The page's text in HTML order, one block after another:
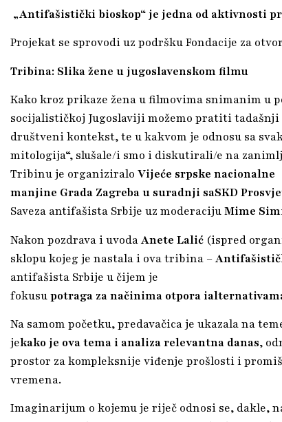
„Antifašistički bioskop“ je jedna od aktivnosti
Projekat se sprovodi uz podršku Fondacije za
Tribina: Slika žene u jugoslavenskom filmu
Kako kroz prikaze žena u filmovima snimanim u
socijalističkoj Jugoslaviji možemo pratiti
društveni kontekst, te u kakvom je odnosu sa
mitologija“, slušale/i smo i diskutirali/e na
Tribinu je organiziralo Vijeće srpske nacionalne
manjine Grada Zagrebau suradnji saSKD
Saveza antifašista Srbije uz moderacijuMime
Nakon pozdrava i uvodaAnete Lalić (ispred
sklopu kojeg je nastala i ova tribina –Antifašistič
antifašista Srbije u čijem je
fokusupotraga zanačinima otpora i
Na samom početku, predavačica je ukazala na
jekako je ovatema i analizarelevantna danas,
prostor za kompleksnije viđenje prošlosti i
vremena.
Imaginarijum o kojemu je riječ odnosi se, dakle,